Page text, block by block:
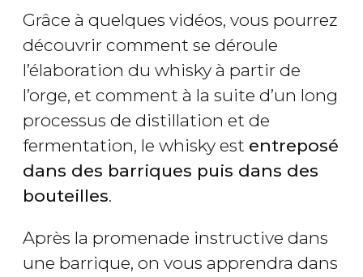
Grâce à quelques vidéos, vous pourrez
découvrir comment se déroule
l’élaboration du whisky à partir de
l’orge, et comment à la suite d’un long
processus de distillation et de
fermentation, le whisky est entreposé
dans des barriques puis dans des
bouteilles.
Après la promenade instructive dans
une barrique, on vous apprendra dans